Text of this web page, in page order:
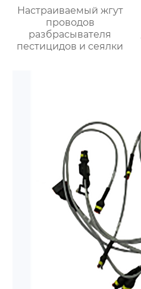
Настраиваемый жгут
проводов
разбрасывателя
пестицидов и сеялки